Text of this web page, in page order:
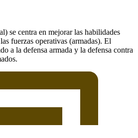
se centra en mejorar las habilidades
fuerzas operativas (armadas). El
a la defensa armada y la defensa contra